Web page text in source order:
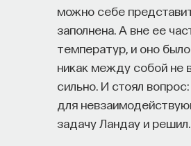
можно себе
заполнена. А вне ее
температур, и оно
никак между собой не
сильно. И стоял
для
задачу Ландау и решил.